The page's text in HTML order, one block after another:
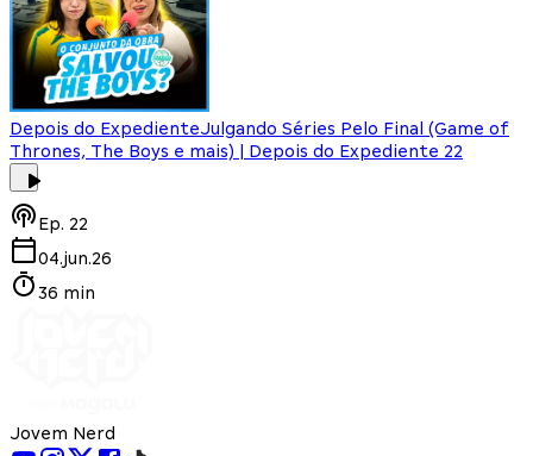
Depois do ExpedienteJulgando Séries Pelo Final (Game of
Thrones, The Boys e mais) | Depois do Expediente 22
Ep. 22
04.jun.26
36 min
Jovem Nerd